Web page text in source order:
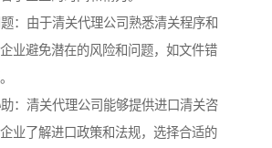
：由于清关代理公司熟悉清关程序和
业避免潜在的风险和问题，如文件错
：清关代理公司能够提供进口清关咨
业了解进口政策和法规，选择合适的